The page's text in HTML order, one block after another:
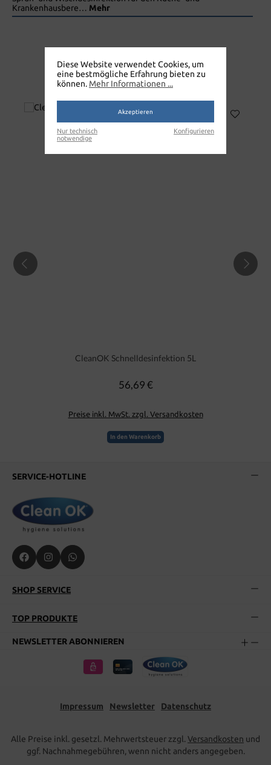
Krankenhausbere… Mehr
DESINFEKTION
CleanOK Schnelldesinfektion 5L
Regulärer Preis:
56,69 €
Preise inkl. MwSt. zzgl. Versandkosten
In den Warenkorb
SERVICE-HOTLINE
SHOP SERVICE
TOP PRODUKTE
NEWSLETTER ABONNIEREN
Impressum Newsletter Datenschutz
Alle Preise inkl. gesetzl. Mehrwertsteuer zzgl. Versandkosten und
ggf. Nachnahmegebühren, wenn nicht anders angegeben.
Diese Website verwendet Cookies, um
eine bestmögliche Erfahrung bieten zu
können. Mehr Informationen ...
Akzeptieren
Nur technisch
notwendige
Konfigurieren